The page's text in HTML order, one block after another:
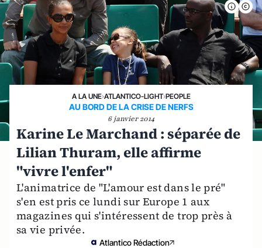
A LA UNE›ATLANTICO-LIGHT›PEOPLE
AU BORD DE LA CRISE DE NERFS
6 janvier 2014
Karine Le Marchand : séparée de
Lilian Thuram, elle affirme
"vivre l'enfer"
L'animatrice de "L'amour est dans le pré"
s'en est pris ce lundi sur Europe 1 aux
magazines qui s'intéressent de trop près à
sa vie privée.
Atlantico Rédaction